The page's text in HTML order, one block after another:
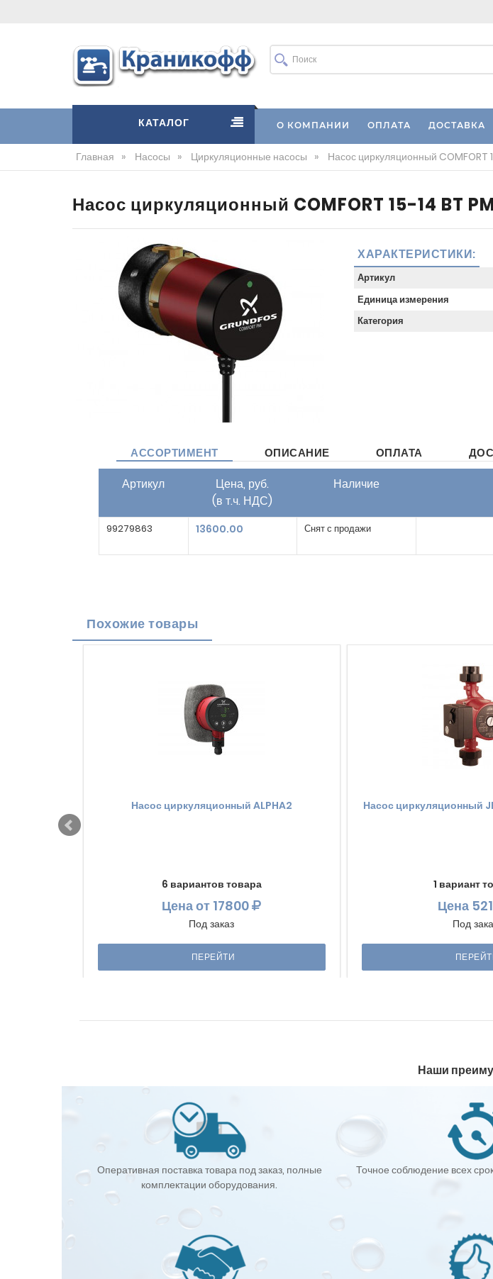
КАТАЛОГ О КОМПАНИИ ОПЛАТА ДОСТАВКА
Главная » Насосы » Циркуляционные насосы » Насос циркуляционный COMFORT
Насос циркуляционный COMFORT 15-14 BT
ХАРАКТЕРИСТИКИ:
Артикул
Единица измерения
Категория
АССОРТИМЕНТ ОПИСАНИЕ ОПЛАТА
Артикул
Цена, руб.
(в т.ч. НДС)
Наличие
99279863 13600.00 Снят с продажи
Похожие товары
Насос циркуляционный ALPHA2
6 вариантов товара
Ценаот 17800
Под заказ
ПЕРЕЙТИ
Насос циркуляционный
1 вариант
Цена
Под
Наши
Оперативная поставка товара под заказ, полные
комплектации оборудования.
Точное соблюдение всех